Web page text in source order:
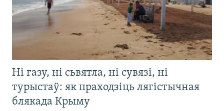
Ні газу, ні сьвятла, ні сувязі, ні
турыстаў: як праходзіць лягістычная
блякада Крыму